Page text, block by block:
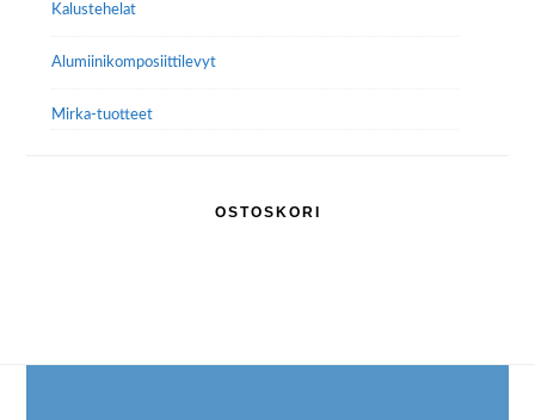
Kalustehelat
Alumiini­komposiitti­levyt
Mirka-tuotteet
OSTOSKORI